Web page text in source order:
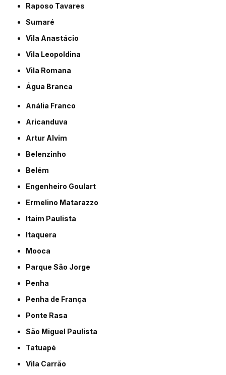
Raposo Tavares
Sumaré
Vila Anastácio
Vila Leopoldina
Vila Romana
Água Branca
Anália Franco
Aricanduva
Artur Alvim
Belenzinho
Belém
Engenheiro Goulart
Ermelino Matarazzo
Itaim Paulista
Itaquera
Mooca
Parque São Jorge
Penha
Penha de França
Ponte Rasa
São Miguel Paulista
Tatuapé
Vila Carrão